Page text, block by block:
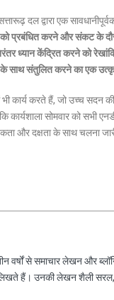
दल द्वारा एक
को प्रबंधित करने और संकट
निरंतर ध्यान केंद्रित करने
के साथ संतुलित करने का एक
कार्य करते हैं, जो उच्च सदन
कार्यशाला सोमवार को सभी
और दक्षता के साथ चलना
वर्षों से समाचार लेखन और
हैं। उनकी लेखन शैली